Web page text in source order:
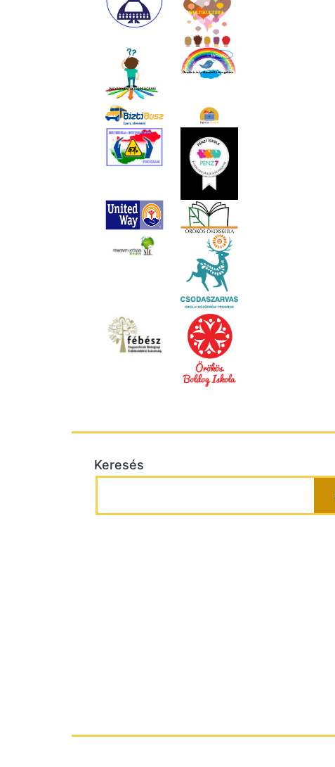
Keresés